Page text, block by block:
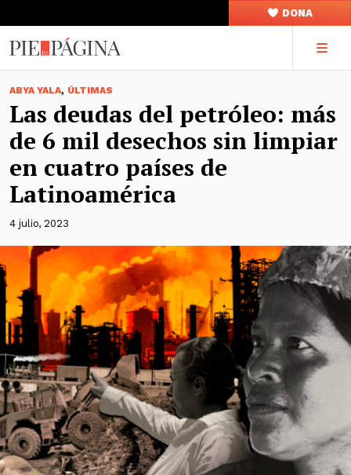
DONA
ABYA YALA, ÚLTIMAS
Las deudas del petróleo: más
de 6 mil desechos sin limpiar
en cuatro países de
Latinoamérica
4 julio, 2023